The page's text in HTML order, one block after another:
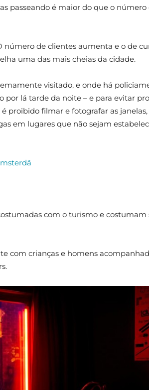
passeando é maior do que o número
de clientes aumenta e o de
uma das mais cheias da cidade.
visitado, e onde há
por lá tarde da noite – e para evitar
proibido filmar e fotografar as
em lugares que não sejam
com o turismo e costumam
com crianças e homens